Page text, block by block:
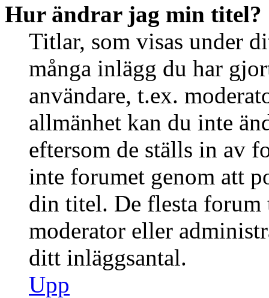
Hur ändrar jag min titel?
Titlar, som visas under
många inlägg du har
användare, t.ex.
allmänhet kan du inte
eftersom de ställs in av
inte forumet genom att
din titel. De flesta forum
moderator eller
ditt inläggsantal.
Upp